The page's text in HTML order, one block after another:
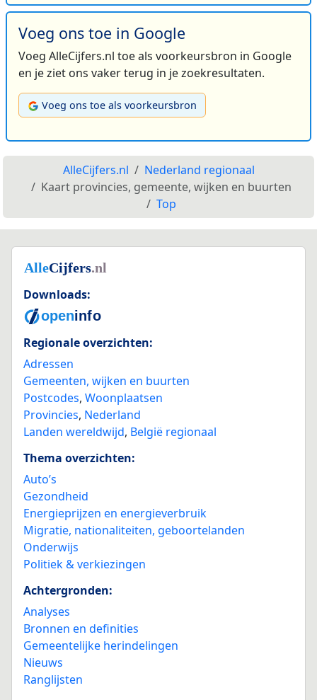
Voeg ons toe in Google
Voeg AlleCijfers.nl toe als voorkeursbron in Google
en je ziet ons vaker terug in je zoekresultaten.
Voeg ons toe als voorkeursbron
AlleCijfers.nl
Nederland regionaal
Kaart provincies, gemeente, wijken en buurten
Top
Downloads:
Regionale overzichten:
Adressen
Gemeenten, wijken en buurten
Postcodes, Woonplaatsen
Provincies, Nederland
Landen wereldwijd, België regionaal
Thema overzichten:
Auto’s
Gezondheid
Energieprijzen en energieverbruik
Migratie, nationaliteiten, geboortelanden
Onderwijs
Politiek & verkiezingen
Achtergronden:
Analyses
Bronnen en definities
Gemeentelijke herindelingen
Nieuws
Ranglijsten